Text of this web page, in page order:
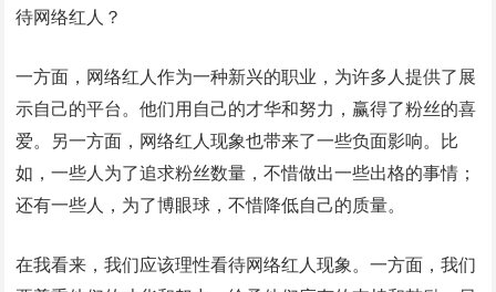
待网络红人？
一方面，网络红人作为一种新兴的职业，为许多人提供了展
示自己的平台。他们用自己的才华和努力，赢得了粉丝的喜
爱。另一方面，网络红人现象也带来了一些负面影响。比
如，一些人为了追求粉丝数量，不惜做出一些出格的事情；
还有一些人，为了博眼球，不惜降低自己的质量。
在我看来，我们应该理性看待网络红人现象。一方面，我们